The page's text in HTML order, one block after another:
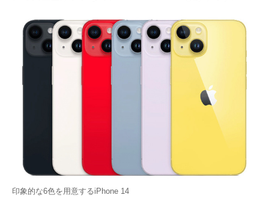
印象的な6色を用意するiPhone 14